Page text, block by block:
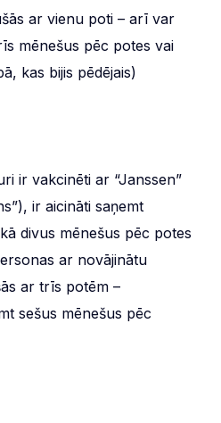
ar vienu poti – arī var
mēnešus pēc potes vai
kas bijis pēdējais)
ir vakcinēti ar “Janssen”
ir aicināti saņemt
divus mēnešus pēc potes
ar novājinātu
ar trīs potēm –
sešus mēnešus pēc